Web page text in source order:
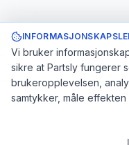
Vi bruker
sikre at Partsly fungerer
brukeropplevelsen,
samtykker, måle